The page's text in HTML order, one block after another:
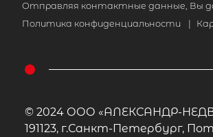
Отправляя контактные данные, Вы
Политика конфиденциальности
© 2024 ООО «АЛЕКСАНДР-
191123, г.Санкт-Петербург,